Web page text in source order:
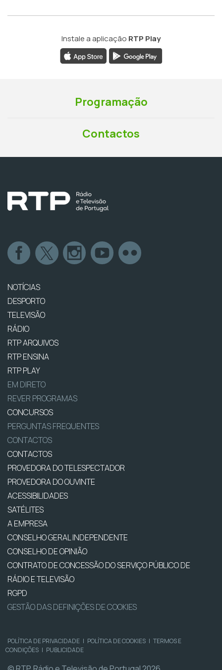
Instale a aplicação RTP Play
Programação
Contactos
NOTÍCIAS
DESPORTO
TELEVISÃO
RÁDIO
RTP ARQUIVOS
RTP ENSINA
RTP PLAY
EM DIRETO
REVER PROGRAMAS
CONCURSOS
PERGUNTAS FREQUENTES
CONTACTOS
CONTACTOS
PROVEDORA DO TELESPECTADOR
PROVEDORA DO OUVINTE
ACESSIBILIDADES
SATÉLITES
A EMPRESA
CONSELHO GERAL INDEPENDENTE
CONSELHO DE OPINIÃO
CONTRATO DE CONCESSÃO DO SERVIÇO PÚBLICO DE
RÁDIO E TELEVISÃO
RGPD
GESTÃO DAS DEFINIÇÕES DE COOKIES
POLÍTICA DE PRIVACIDADE | POLÍTICA DE COOKIES | TERMOS E
CONDIÇÕES | PUBLICIDADE